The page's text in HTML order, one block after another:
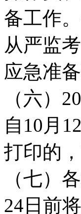
备工作
从严监
应急准备
（六）
自10月
打印的
（七）
24日前